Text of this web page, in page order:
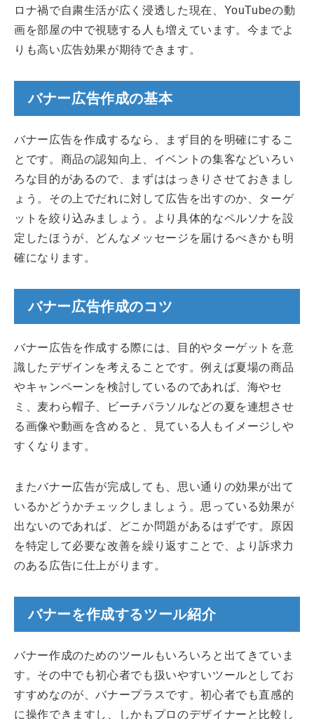
ロナ禍で自粛生活が広く浸透した現在、YouTubeの動
画を部屋の中で視聴する人も増えています。今までよ
りも高い広告効果が期待できます。
バナー広告作成の基本
バナー広告を作成するなら、まず目的を明確にするこ
とです。商品の認知向上、イベントの集客などいろい
ろな目的があるので、まずははっきりさせておきまし
ょう。その上でだれに対して広告を出すのか、ターゲ
ットを絞り込みましょう。より具体的なペルソナを設
定したほうが、どんなメッセージを届けるべきかも明
確になります。
バナー広告作成のコツ
バナー広告を作成する際には、目的やターゲットを意
識したデザインを考えることです。例えば夏場の商品
やキャンペーンを検討しているのであれば、海やセ
ミ、麦わら帽子、ビーチパラソルなどの夏を連想させ
る画像や動画を含めると、見ている人もイメージしや
すくなります。
またバナー広告が完成しても、思い通りの効果が出て
いるかどうかチェックしましょう。思っている効果が
出ないのであれば、どこか問題があるはずです。原因
を特定して必要な改善を繰り返すことで、より訴求力
のある広告に仕上がります。
バナーを作成するツール紹介
バナー作成のためのツールもいろいろと出てきていま
す。その中でも初心者でも扱いやすいツールとしてお
すすめなのが、バナープラスです。初心者でも直感的
に操作できますし、しかもプロのデザイナーと比較し